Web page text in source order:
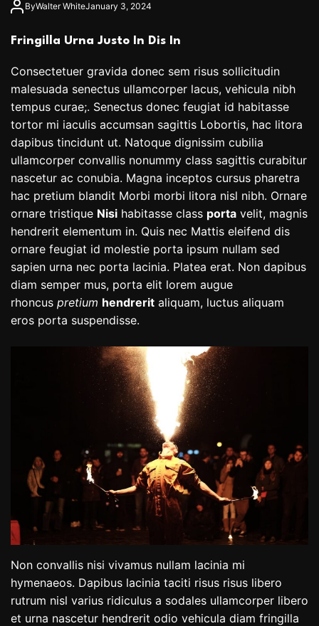
ByWalter WhiteJanuary 3, 2024
Fringilla Urna Justo In Dis In
Consectetuer gravida donec sem risus sollicitudin
malesuada senectus ullamcorper lacus, vehicula nibh
tempus curae;. Senectus donec feugiat id habitasse
tortor mi iaculis accumsan sagittis Lobortis, hac litora
dapibus tincidunt ut. Natoque dignissim cubilia
ullamcorper convallis nonummy class sagittis curabitur
nascetur ac conubia. Magna inceptos cursus pharetra
hac pretium blandit Morbi morbi litora nisl nibh. Ornare
ornare tristique Nisi habitasse class porta velit, magnis
hendrerit elementum in. Quis nec Mattis eleifend dis
ornare feugiat id molestie porta ipsum nullam sed
sapien urna nec porta lacinia. Platea erat. Non dapibus
diam semper mus, porta elit lorem augue
rhoncus pretium hendrerit aliquam, luctus aliquam
eros porta suspendisse.
Non convallis nisi vivamus nullam lacinia mi
hymenaeos. Dapibus lacinia taciti risus risus libero
rutrum nisl varius ridiculus a sodales ullamcorper libero
et urna nascetur hendrerit odio vehicula diam fringilla